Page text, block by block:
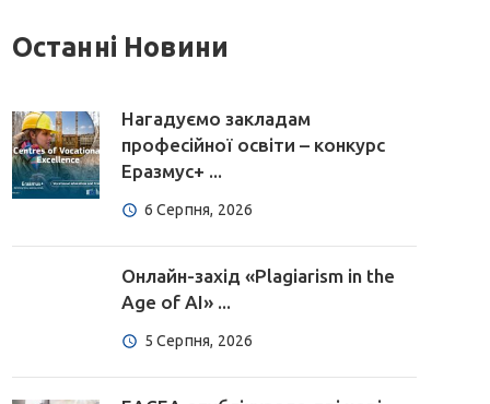
Останні Новини
Нагадуємо закладам
професійної освіти – конкурс
Еразмус+ ...
6 Серпня, 2026
Онлайн-захід «Plagiarism in the
Age of AI» ...
5 Серпня, 2026